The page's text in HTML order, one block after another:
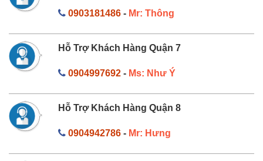
0903181486- Mr: Thông
Hỗ Trợ Khách Hàng Quận 7
0904997692- Ms: Như Ý
Hỗ Trợ Khách Hàng Quận 8
0904942786- Mr: Hưng